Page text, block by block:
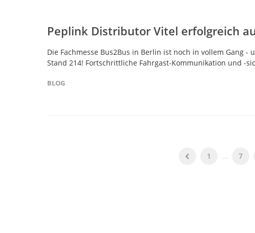
Peplink Distributor Vitel erfolgreich
Die Fachmesse Bus2Bus in Berlin ist noch in vollem Gang
Stand 214! Fortschrittliche Fahrgast-Kommunikation und -
BLOG
1 ... 7